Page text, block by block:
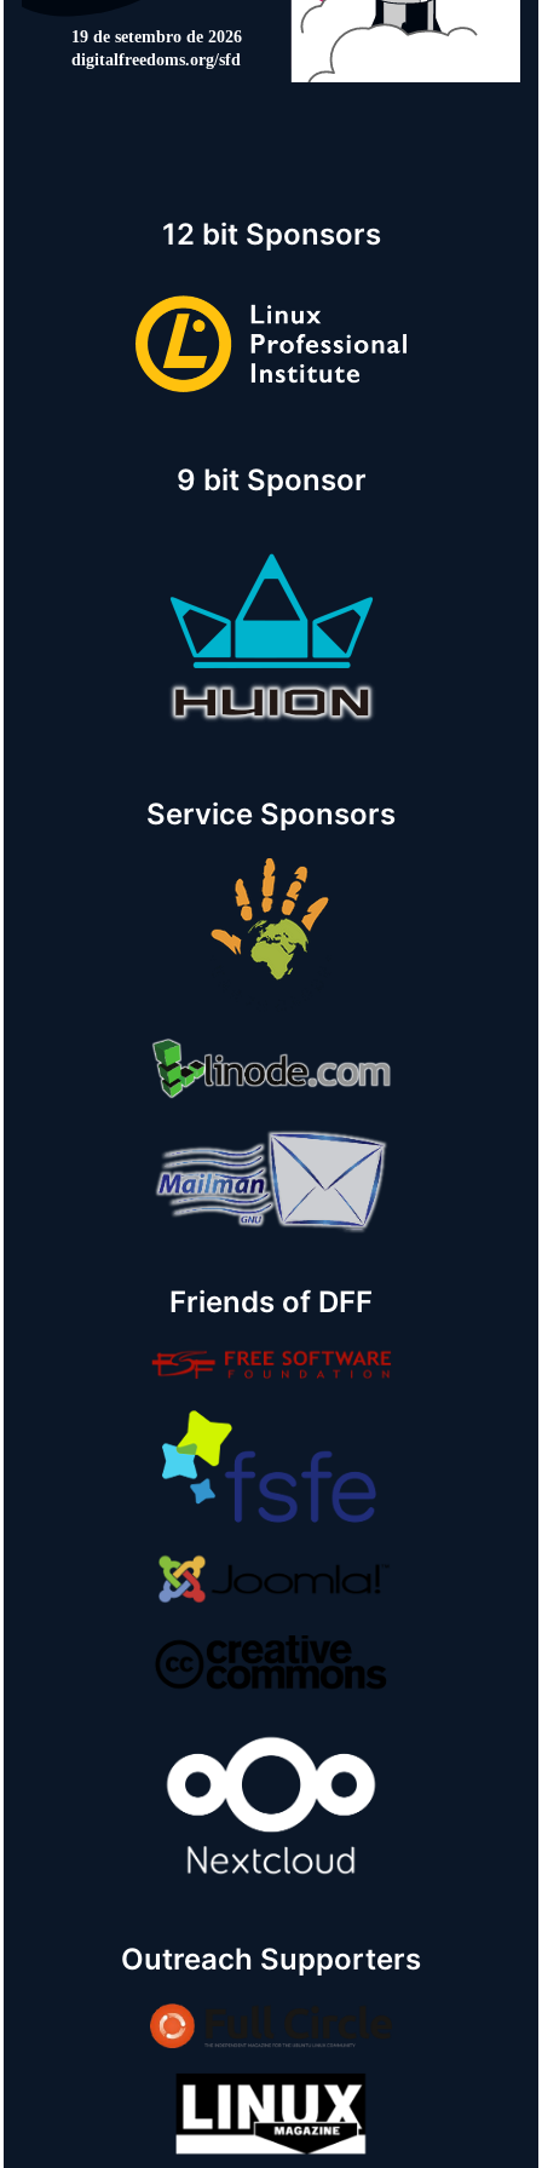
12 bit Sponsors
9 bit Sponsor
Service Sponsors
Friends of DFF
Outreach Supporters